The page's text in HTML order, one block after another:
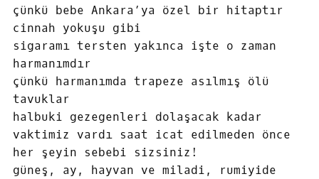
çünkü bebe Ankara’ya özel bir hitaptır
cinnah yokuşu gibi
sigaramı tersten yakınca işte o zaman
harmanımdır
çünkü harmanımda trapeze asılmış ölü
tavuklar
halbuki gezegenleri dolaşacak kadar
vaktimiz vardı saat icat edilmeden önce
her şeyin sebebi sizsiniz!
güneş, ay, hayvan ve miladi, rumiyide